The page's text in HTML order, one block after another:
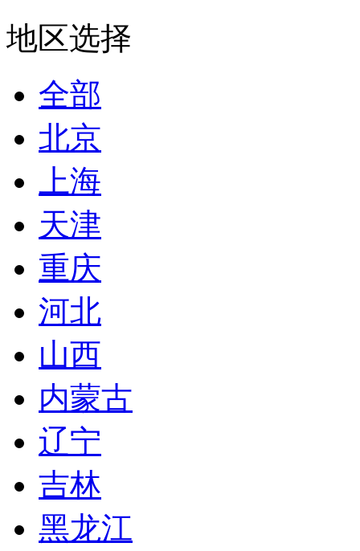
地区选择
全部
北京
上海
天津
重庆
河北
山西
内蒙古
辽宁
吉林
黑龙江